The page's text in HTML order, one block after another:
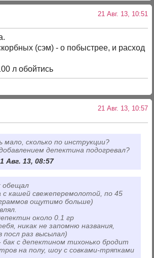
21 Авг. 13, 10:51
(сэм) - о побыстрее, и расход
л обойтись
21 Авг. 13, 10:57
мало, сколько по инструкции?
депектина подогревал?
Авг. 13, 08:57
обещал
с кашей свежеперемолотой, по 45
ощутимо больше)
около 0.1 гр
никак не запомню названия,
посл раз высылал)
бак с депектином тихонько бродит
на полу, шоу с совками-тряпками